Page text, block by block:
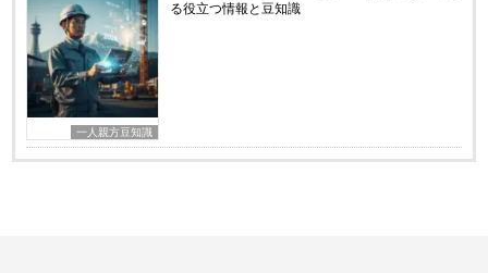
一人親方豆知識
る役立つ情報と豆知識